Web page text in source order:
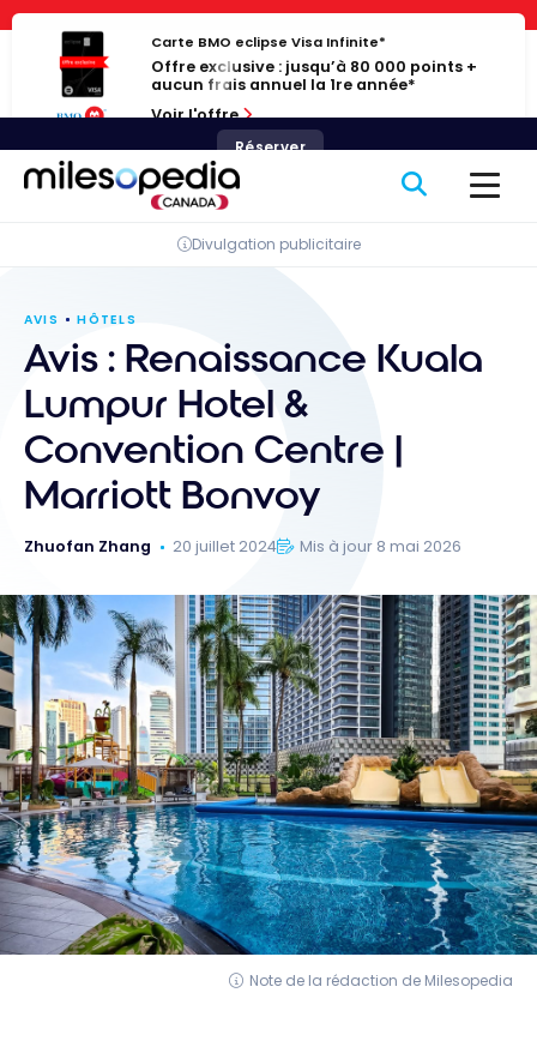
Panneau de gestion des cookies
Passer
contenu
Carte BMO eclipse Visa Infinite*
Offre exclusive : jusqu’à 80 000 points +
aucun frais annuel la 1re année*
Voir l'offre
Divulgation publicitaire
AVIS HÔTELS
Avis : Renaissance Kuala
Lumpur Hotel &
Convention Centre |
Marriott Bonvoy
Zhuofan Zhang 20 juillet 2024 Mis à jour 8 mai 2026
Note de la rédaction de Milesopedia
Réserver